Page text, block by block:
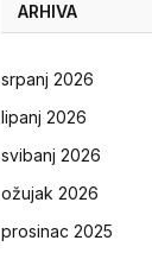
ARHIVA
srpanj 2026
lipanj 2026
svibanj 2026
ožujak 2026
prosinac 2025